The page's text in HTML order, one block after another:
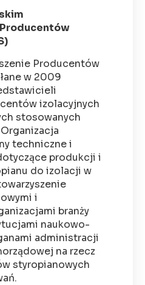
Producentów
w 2009
izolacyjnych
stosowanych
techniczne i
produkcji i
do izolacji w
i
branży
naukowo-
administracji
na rzecz
styropianowych